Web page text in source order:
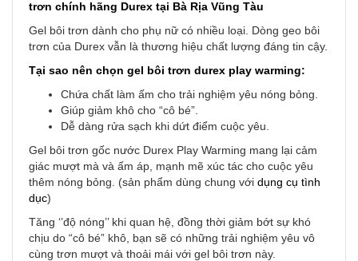
trơn chính hãng Durex tại Bà Rịa Vũng Tàu
Gel bôi trơn dành cho phụ nữ có nhiều loại. Dòng geo bôi
trơn của Durex vẫn là thương hiệu chất lượng đáng tin cậy.
Tại sao nên chọn gel bôi trơn durex play warming:
Chứa chất làm ấm cho trải nghiệm yêu nóng bỏng.
Giúp giảm khô cho “cô bé”.
Dễ dàng rửa sạch khi dứt điểm cuộc yêu.
Gel bôi trơn gốc nước Durex Play Warming mang lại cảm
giác mượt mà và ấm áp, mạnh mẽ xúc tác cho cuộc yêu
thêm nóng bỏng. (sản phẩm dùng chung với dụng cụ tình
dục)
Tăng ‘’độ nóng’’ khi quan hệ, đồng thời giảm bớt sự khó
chịu do “cô bé” khô, bạn sẽ có những trải nghiệm yêu vô
cùng trơn mượt và thoải mái với gel bôi trơn này.